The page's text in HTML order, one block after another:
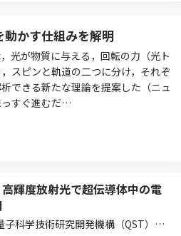
かす仕組みを解明
光が物質に与える，回転の力（光ト
スピンと軌道の二つに分け，それぞ
できる新たな理論を提案した（ニュ
っすぐ進むだ…
輝度放射光で超伝導体中の電
子科学技術研究開発機構（QST），